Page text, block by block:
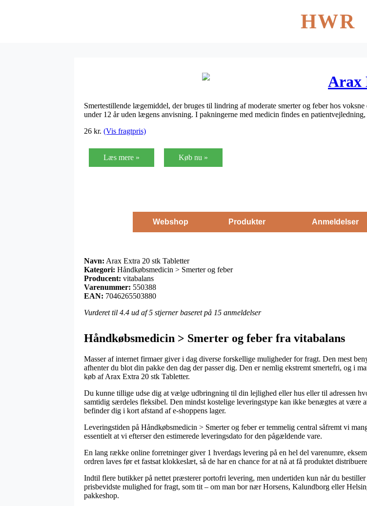
HWR
Arax
Smertestillende lægemiddel, der bruges til lindring af moderate smerter og feber hos
under 12 år uden lægens anvisning. I pakningerne med medicin findes en patientvejledning,
26 kr. (Vis fragtpris)
Læs mere » Køb nu »
Webshop Produkter Anmeldelser
Navn: Arax Extra 20 stk Tabletter
Kategori: Håndkøbsmedicin > Smerter og feber
Producent: vitabalans
Varenummer: 550388
EAN: 7046265503880
Vurderet til 4.4 ud af 5 stjerner baseret på 15 anmeldelser
Håndkøbsmedicin > Smerter og feber fra vitabalans
Masser af internet firmaer giver i dag diverse forskellige muligheder for fragt. Den mest
afhenter du blot din pakke den dag der passer dig. Den er nemlig ekstremt smertefri, og i
køb af Arax Extra 20 stk Tabletter.
Du kunne tillige udse dig at vælge udbringning til din lejlighed eller hus eller til adressen
samtidig særdeles fleksibel. Den mindst kostelige leveringstype kan ikke benægtes at være
befinder dig i kort afstand af e-shoppens lager.
Leveringstiden på Håndkøbsmedicin > Smerter og feber er temmelig central såfremt vi
essentielt at vi efterser den estimerede leveringsdato for den pågældende vare.
En lang række online forretninger giver 1 hverdags levering på en hel del varenumre,
ordren laves før et fastsat klokkeslæt, så de har en chance for at nå at få produktet
Indtil flere butikker på nettet præsterer portofri levering, men undertiden kun når du
prisbevidste mulighed for fragt, som tit – om man bor nær Horsens, Kalundborg eller
pakkeshop.